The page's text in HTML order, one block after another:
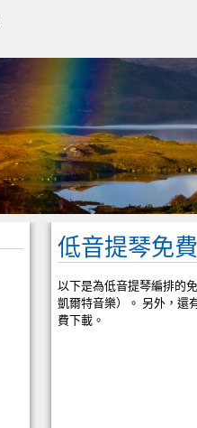
低音提琴免
以下是為低音提琴編排的
凱爾特音樂）。 另外，還
費下載。